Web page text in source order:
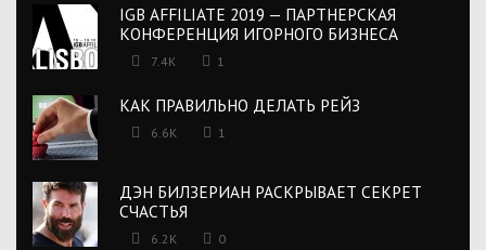
IGB AFFILIATE 2019 — ПАРТНЕРСКАЯ
КОНФЕРЕНЦИЯ ИГОРНОГО БИЗНЕСА
7.4K 1
КАК ПРАВИЛЬНО ДЕЛАТЬ РЕЙЗ
6.6K 1
ДЭН БИЛЗЕРИАН РАСКРЫВАЕТ СЕКРЕТ
СЧАСТЬЯ
6.2K 0